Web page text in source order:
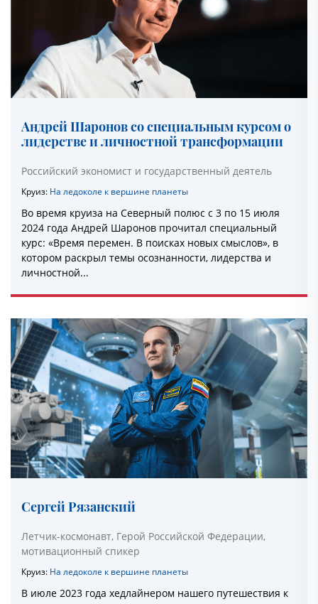
Андрей Шаронов со специальным курсом о
лидерстве и личностной трансформации
Российский экономист и государственный деятель
Круиз: На ледоколе к вершине планеты
Во время круиза на Северный полюс с 3 по 15 июля
2024 года Андрей Шаронов прочитал специальный
курс: «Время перемен. В поисках новых смыслов», в
котором раскрыл темы осознанности, лидерства и
личностной...
Сергей Рязанский
Летчик-космонавт, Герой Российской Федерации,
мотивационный спикер
Круиз: На ледоколе к вершине планеты
В июле 2023 года хедлайнером нашего путешествия к